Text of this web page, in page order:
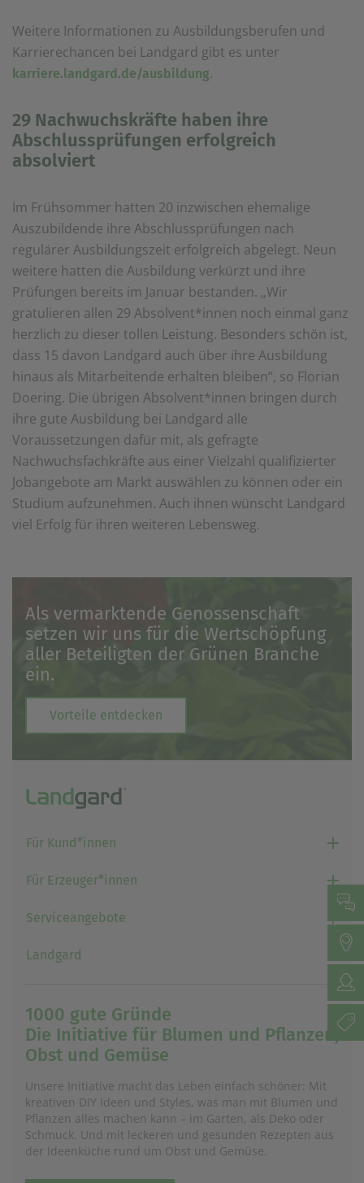
Weitere Informationen zu Ausbildungsberufen und
Karrierechancen bei Landgard gibt es unter
karriere.landgard.de/ausbildung.
29 Nachwuchskräfte haben ihre
Abschlussprüfungen erfolgreich
absolviert
Im Frühsommer hatten 20 inzwischen ehemalige
Auszubildende ihre Abschlussprüfungen nach
regulärer Ausbildungszeit erfolgreich abgelegt. Neun
weitere hatten die Ausbildung verkürzt und ihre
Prüfungen bereits im Januar bestanden. „Wir
gratulieren allen 29 Absolvent*innen noch einmal ganz
herzlich zu dieser tollen Leistung. Besonders schön ist,
dass 15 davon Landgard auch über ihre Ausbildung
hinaus als Mitarbeitende erhalten bleiben“, so Florian
Doering. Die übrigen Absolvent*innen bringen durch
ihre gute Ausbildung bei Landgard alle
Voraussetzungen dafür mit, als gefragte
Nachwuchsfachkräfte aus einer Vielzahl qualifizierter
Jobangebote am Markt auswählen zu können oder ein
Studium aufzunehmen. Auch ihnen wünscht Landgard
viel Erfolg für ihren weiteren Lebensweg.
Als vermarktende Genossenschaft
setzen wir uns für die Wertschöpfung
aller Beteiligten der Grünen Branche
ein.
Vorteile entdecken
Für Kund*innen
Für Erzeuger*innen
Serviceangebote
Landgard
1000 gute Gründe
Die Initiative für Blumen und Pflanzen,
Obst und Gemüse
Unsere Initiative macht das Leben einfach schöner: Mit
kreativen DIY Ideen und Styles, was man mit Blumen und
Pflanzen alles machen kann – im Garten, als Deko oder
Schmuck. Und mit leckeren und gesunden Rezepten aus
der Ideenküche rund um Obst und Gemüse.